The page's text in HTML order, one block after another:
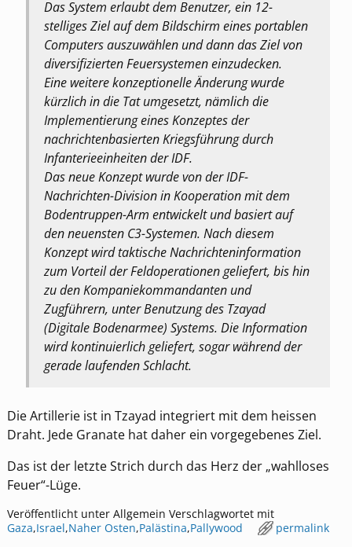
Das System erlaubt dem Benutzer, ein 12-
stelliges Ziel auf dem Bildschirm eines portablen
Computers auszuwählen und dann das Ziel von
diversifizierten Feuersystemen einzudecken.
Eine weitere konzeptionelle Änderung wurde
kürzlich in die Tat umgesetzt, nämlich die
Implementierung eines Konzeptes der
nachrichtenbasierten Kriegsführung durch
Infanterieeinheiten der IDF.
Das neue Konzept wurde von der IDF-
Nachrichten-Division in Kooperation mit dem
Bodentruppen-Arm entwickelt und basiert auf
den neuensten C3-Systemen. Nach diesem
Konzept wird taktische Nachrichteninformation
zum Vorteil der Feldoperationen geliefert, bis hin
zu den Kompaniekommandanten und
Zugführern, unter Benutzung des Tzayad
(Digitale Bodenarmee) Systems. Die Information
wird kontinuierlich geliefert, sogar während der
gerade laufenden Schlacht.
Die Artillerie ist in Tzayad integriert mit dem heissen
Draht. Jede Granate hat daher ein vorgegebenes Ziel.
Das ist der letzte Strich durch das Herz der „wahlloses
Feuer“-Lüge.
Veröffentlicht unterAllgemein Verschlagwortet mit
Gaza,Israel,Naher Osten,Palästina,Pallywood permalink